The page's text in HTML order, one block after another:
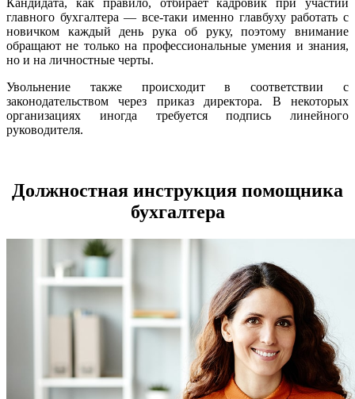
главного бухгалтера — все-таки именно главбуху работать с
новичком каждый день рука об руку, поэтому внимание
обращают не только на профессиональные умения и знания,
но и на личностные черты.
Увольнение также происходит в соответствии с
законодательством через приказ директора. В некоторых
организациях иногда требуется подпись линейного
руководителя.
Должностная инструкция помощника
бухгалтера